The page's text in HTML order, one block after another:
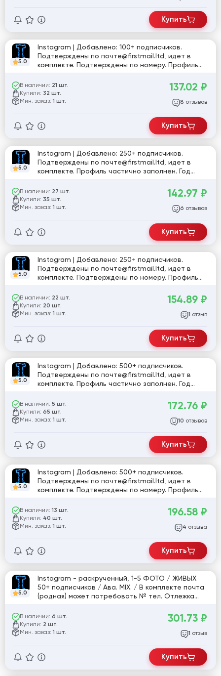
Купить
5.0
Instagram | Добавлено: 100+ подписчиков.
Подтверждены по почте@firstmail.ltd, идет в
комплекте. Подтверждены по номеру. Профиль
аутентификация. Страна регистрации: MIX.
В наличии: 21 шт.
Купили: 32 шт.
Мин. заказ: 1 шт.
137.02 ₽
8 отзывов
Купить
5.0
Instagram | Добавлено: 250+ подписчиков.
Подтверждены по почте@firstmail.ltd, идет в
комплекте. Профиль частично заполнен. Год
аутентификация. Страна регистрации: MIX.
В наличии: 27 шт.
Купили: 35 шт.
Мин. заказ: 1 шт.
142.97 ₽
6 отзывов
Купить
5.0
Instagram | Добавлено: 250+ подписчиков.
Подтверждены по почте@firstmail.ltd, идет в
комплекте. Подтверждены по номеру. Профиль
аутентификация. Страна регистрации: MIX.
В наличии: 22 шт.
Купили: 20 шт.
Мин. заказ: 1 шт.
154.89 ₽
1 отзыв
Купить
5.0
Instagram | Добавлено: 500+ подписчиков.
Подтверждены по почте@firstmail.ltd, идет в
комплекте. Профиль частично заполнен. Год
аутентификация. Страна регистрации: MIX.
В наличии: 5 шт.
Купили: 65 шт.
Мин. заказ: 1 шт.
172.76 ₽
10 отзывов
Купить
5.0
Instagram | Добавлено: 500+ подписчиков.
Подтверждены по почте@firstmail.ltd, идет в
комплекте. Подтверждены по номеру. Профиль
аутентификация. Страна регистрации: MIX.
В наличии: 13 шт.
Купили: 40 шт.
Мин. заказ: 1 шт.
196.58 ₽
4 отзыва
Купить
5.0
Instagram - раскрученный, 1-5 ФОТО / ЖИВЫХ
50+ подписчиков / Ава. MIX. / В комплекте почта
(родная) может потребовать № тел. Отлежка
может быть ,как + так и небольшой - .
В наличии: 6 шт.
Купили: 2 шт.
Мин. заказ: 1 шт.
301.73 ₽
1 отзыв
Купить